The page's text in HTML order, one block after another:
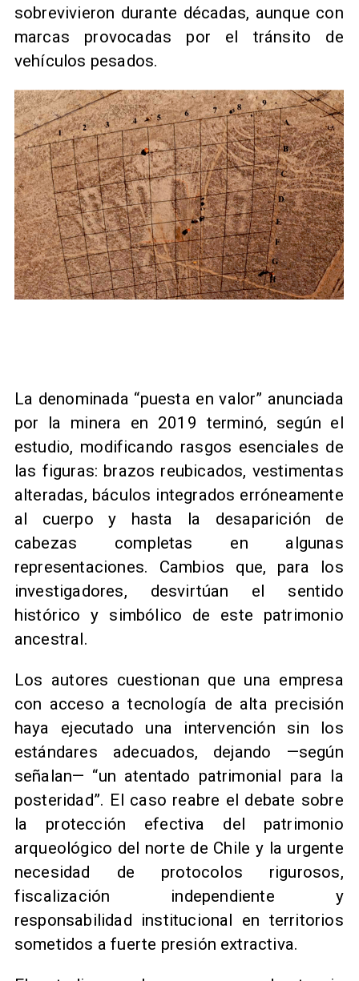
sobrevivieron durante décadas, aunque con
marcas provocadas por el tránsito de
vehículos pesados.
La denominada “puesta en valor” anunciada
por la minera en 2019 terminó, según el
estudio, modificando rasgos esenciales de
las figuras: brazos reubicados, vestimentas
alteradas, báculos integrados erróneamente
al cuerpo y hasta la desaparición de
cabezas completas en algunas
representaciones. Cambios que, para los
investigadores, desvirtúan el sentido
histórico y simbólico de este patrimonio
ancestral.
Los autores cuestionan que una empresa
con acceso a tecnología de alta precisión
haya ejecutado una intervención sin los
estándares adecuados, dejando —según
señalan— “un atentado patrimonial para la
posteridad”. El caso reabre el debate sobre
la protección efectiva del patrimonio
arqueológico del norte de Chile y la urgente
necesidad de protocolos rigurosos,
fiscalización independiente y
responsabilidad institucional en territorios
sometidos a fuerte presión extractiva.